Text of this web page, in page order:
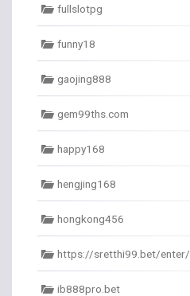
fullslotpg
funny18
gaojing888
gem99ths.com
happy168
hengjing168
hongkong456
https://sretthi99.bet/enter/
ib888pro.bet